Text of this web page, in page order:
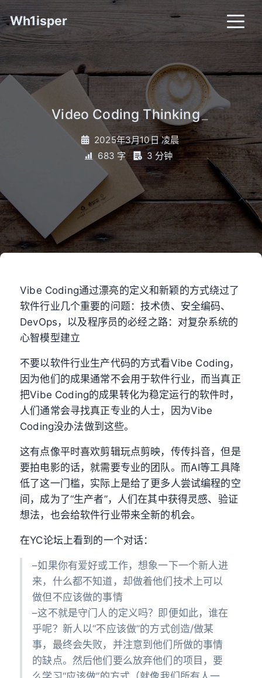
Wh1isper
Video Coding Thinking_
2025年3月10日 凌晨
683 字
3 分钟
Vibe Coding通过漂亮的定义和新颖的方式绕过了
软件行业几个重要的问题：技术债、安全编码、
DevOps，以及程序员的必经之路：对复杂系统的
心智模型建立
不要以软件行业生产代码的方式看Vibe Coding，
因为他们的成果通常不会用于软件行业，而当真正
把Vibe Coding的成果转化为稳定运行的软件时，
人们通常会寻找真正专业的人士，因为Vibe
Coding没办法做到这些。
这有点像平时喜欢剪辑玩点剪映，传传抖音，但是
要拍电影的话，就需要专业的团队。而AI等工具降
低了这一门槛，实际上是给了更多人尝试编程的空
间，成为了“生产者”，人们在其中获得灵感、验证
想法，也会给软件行业带来全新的机会。
在YC论坛上看到的一个对话：
–如果你有爱好或工作，想象一下一个新人进
来，什么都不知道，却做着他们技术上可以
做但不应该做的事情
–这不就是守门人的定义吗？即便如此，谁在
乎呢？新人以“不应该做”的方式创造/做某
事，最终会失败，并注意到他们所做的事情
的缺点。然后他们要么放弃他们的项目，要